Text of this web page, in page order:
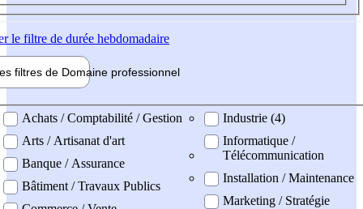
le filtre de durée hebdomadaire
filtres de Domaine professionnel
professionel
Achats / Comptabilité / Gestion
Arts / Artisanat d'art
Banque / Assurance
Bâtiment / Travaux Publics
Industrie (4)
Informatique /
Télécommunication
Installation / Maintenance
Marketing / Stratégie